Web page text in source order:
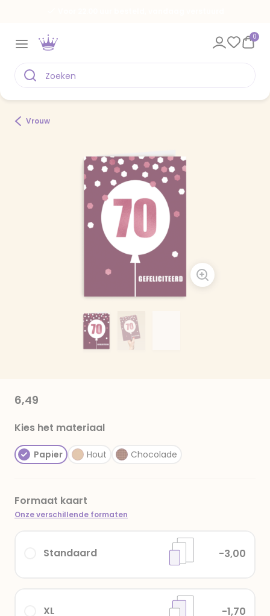
0
Vrouw
6,49
Kies het materiaal
Papier Hout Chocolade
Formaat kaart
Onze verschillende formaten
XL -1,70
Standaard -3,00